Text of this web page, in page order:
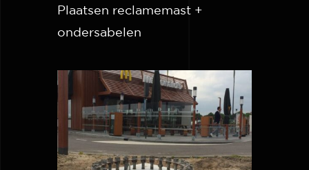
Plaatsen reclamemast +
ondersabelen